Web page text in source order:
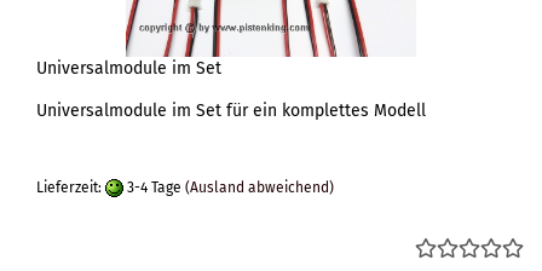
Universalmodule im Set
Universalmodule im Set für ein komplettes Modell
Lieferzeit: 3-4 Tage (Ausland abweichend)